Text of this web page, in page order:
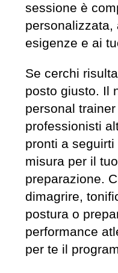
sessione è
personalizzata,
esigenze e ai
Se cerchi
posto giusto. Il
personal
professionisti
pronti a
misura per il
preparazione.
dimagrire,
postura o
performance
per te il